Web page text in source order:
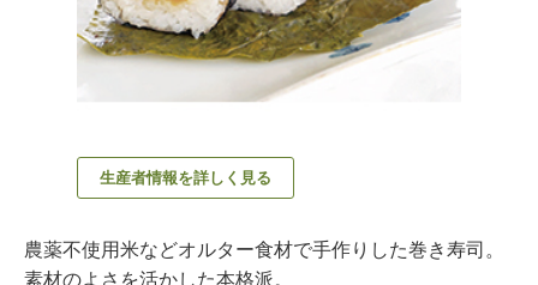
生産者情報を詳しく見る
農薬不使用米などオルター食材で手作りした巻き寿司。
素材のよさを活かした本格派。